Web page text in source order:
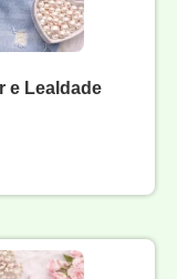
e Lealdade